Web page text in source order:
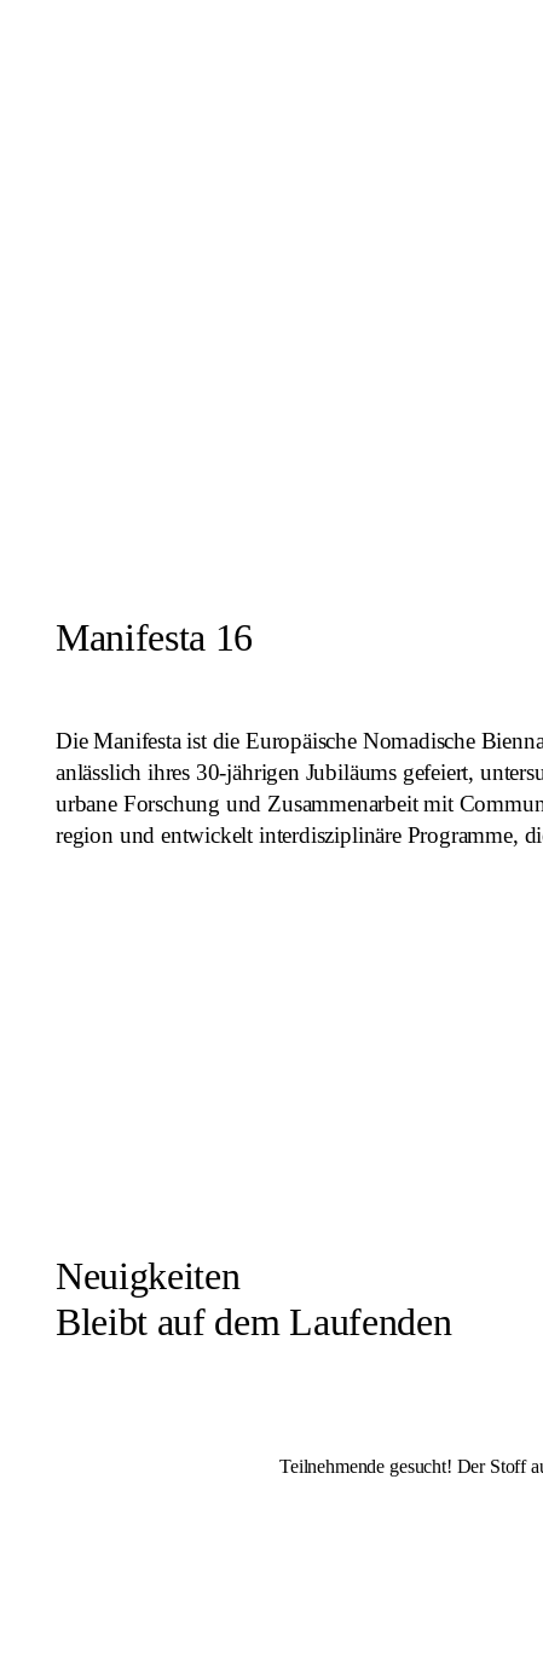
Manifesta 16
Die Manifesta ist die Europäische Nomadische
anlässlich ihres 30-jährigen Jubiläums gefeiert,
urbane Forschung und Zusammenarbeit mit
region und entwickelt interdisziplinäre Programme,
Neuigkeiten
Bleibt auf dem Laufenden